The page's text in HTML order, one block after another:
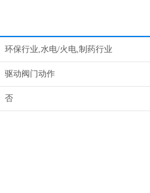
环保行业,水电/火电,制药行业
驱动阀门动作
否